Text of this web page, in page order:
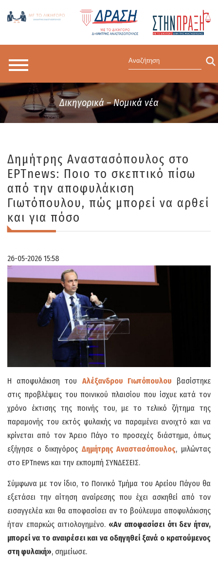
Δικηγορικά – Νομικά νέα
Δημήτρης Αναστασόπουλος στο
ΕΡΤnews: Ποιο το σκεπτικό πίσω
από την αποφυλάκιση
Γιωτόπουλου, πώς μπορεί να αρθεί
και για πόσο
26-05-2026 15:58
Η αποφυλάκιση του Αλέξανδρου Γιωτόπουλου βασίστηκε
στις προβλέψεις του ποινικού πλαισίου που ίσχυε κατά τον
χρόνο έκτισης της ποινής του, με το τελικό ζήτημα της
παραμονής του εκτός φυλακής να παραμένει ανοιχτό και να
κρίνεται από τον Άρειο Πάγο το προσεχές διάστημα, όπως
εξήγησε ο δικηγόρος Δημήτρης Αναστασόπουλος, μιλώντας
στο ΕΡΤnews και την εκπομπή ΣΥΝΔΕΣΕΙΣ.
Σύμφωνα με τον ίδιο, το Ποινικό Τμήμα του Αρείου Πάγου θα
εξετάσει την αίτηση αναίρεσης που έχει ασκηθεί από τον
εισαγγελέα και θα αποφασίσει αν το βούλευμα αποφυλάκισης
ήταν επαρκώς αιτιολογημένο. «Αν αποφασίσει ότι δεν ήταν,
μπορεί να το αναιρέσει και να οδηγηθεί ξανά ο κρατούμενος
στη φυλακή», σημείωσε.